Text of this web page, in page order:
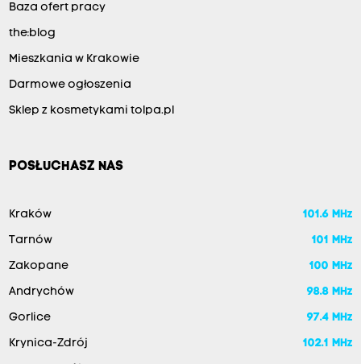
Baza ofert pracy
the:blog
Mieszkania w Krakowie
Darmowe ogłoszenia
Sklep z kosmetykami tolpa.pl
POSŁUCHASZ NAS
Kraków 101.6 MHz
Tarnów 101 MHz
Zakopane 100 MHz
Andrychów 98.8 MHz
Gorlice 97.4 MHz
Krynica-Zdrój 102.1 MHz